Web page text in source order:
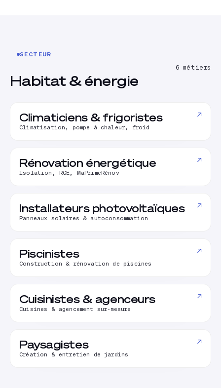
SECTEUR
Habitat & énergie
6 métiers
Climaticiens & frigoristes
Climatisation, pompe à chaleur, froid
↗
Rénovation énergétique
Isolation, RGE, MaPrimeRénov
↗
Installateurs photovoltaïques
Panneaux solaires & autoconsommation
↗
Piscinistes
Construction & rénovation de piscines
↗
Cuisinistes & agenceurs
Cuisines & agencement sur-mesure
↗
Paysagistes
Création & entretien de jardins
↗